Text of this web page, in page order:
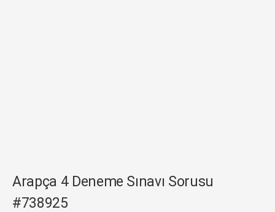
Arapça 4 Deneme Sınavı Sorusu
#738925